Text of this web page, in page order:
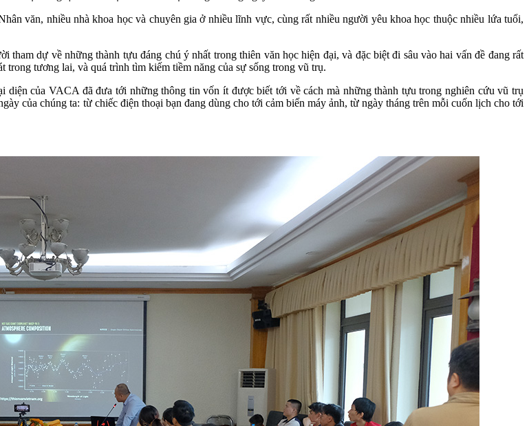
văn, nhiều nhà khoa học và chuyên gia ở nhiều lĩnh vực, cùng rất nhiều người yêu khoa học thuộc nhiều lứa tuổi,
dự về những thành tựu đáng chú ý nhất trong thiên văn học hiện đại, và đặc biệt đi sâu vào hai vấn đề đang rất
trong tương lai, và quá trình tìm kiếm tiềm năng của sự sống trong vũ trụ.
của VACA đã đưa tới những thông tin vốn ít được biết tới về cách mà những thành tựu trong nghiên cứu vũ trụ
của chúng ta: từ chiếc điện thoại bạn đang dùng cho tới cảm biến máy ảnh, từ ngày tháng trên mỗi cuốn lịch cho tới